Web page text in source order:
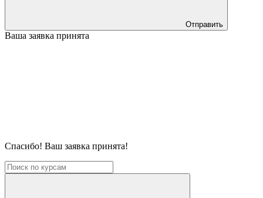
Отправить
Ваша заявка принята
Спасибо! Ваш заявка принята!